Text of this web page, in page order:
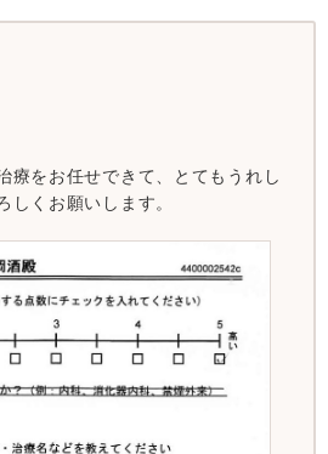
療をお任せできて、とてもうれし
しくお願いします。